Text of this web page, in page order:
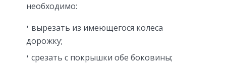
необходимо:
вырезать из имеющегося колеса
дорожку;
срезать с покрышки обе боковины;